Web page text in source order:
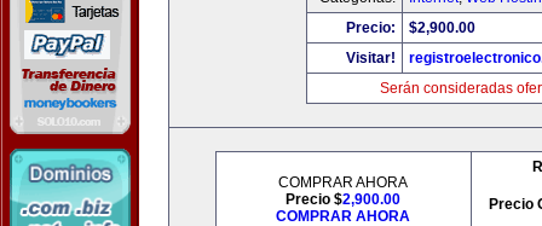
Precio:
$2,900.00
Visitar!
Serán consideradas
COMPRAR AHORA
Precio $2,900.00
COMPRAR AHORA
Precio